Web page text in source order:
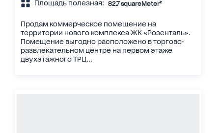
Площадь полезная: 82.7 squareMeter²
Продам коммерческое помещение на
территории нового комплекса ЖК «Розенталь».
Помещение выгодно расположено в торгово-
развлекательном центре на первом этаже
двухэтажного ТРЦ...